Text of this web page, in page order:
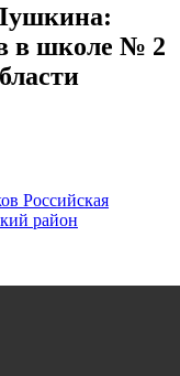
в школе № 2
Российская
район